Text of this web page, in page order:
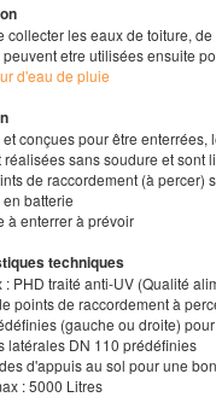
collecter les eaux de toiture,
peuvent etre utilisées ensuite
d'eau de pluie
et conçues pour être
réalisées sans soudure et
de raccordement (à
batterie
à enterrer à prévoir
techniques
: PHD traité anti-UV (Qualité
points de raccordement à
(gauche ou droite)
latérales DN 110 prédéfinies
d'appuis au sol pour une
: 5000 Litres